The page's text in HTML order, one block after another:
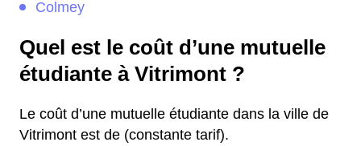
Colmey
Quel est le coût d’une mutuelle
étudiante à Vitrimont ?
Le coût d’une mutuelle étudiante dans la ville de
Vitrimont est de (constante tarif).